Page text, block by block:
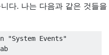
다. 나는 다음과 같은 것들을
Events"